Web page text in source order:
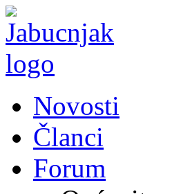
Novosti
Članci
Forum